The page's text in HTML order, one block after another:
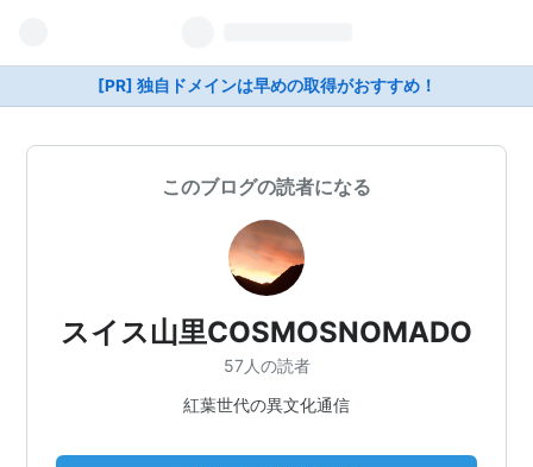
[PR] 独自ドメインは早めの取得がおすすめ！
このブログの読者になる
スイス山里COSMOSNOMADO
57人の読者
紅葉世代の異文化通信